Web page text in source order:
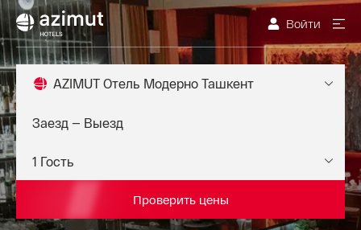
Войти
AZIMUT Отель Модерно Ташкент
Проверить цены